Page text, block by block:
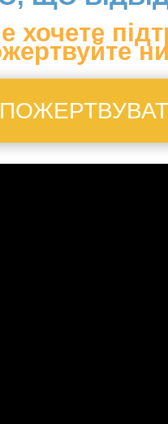
хочете